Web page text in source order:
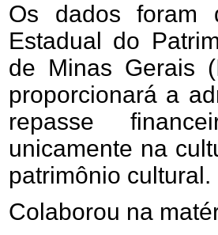
Os dados foram
Estadual do
de Minas Gerais
proporcionará a
repasse
unicamente na
patrimônio cultural.
Colaborou na